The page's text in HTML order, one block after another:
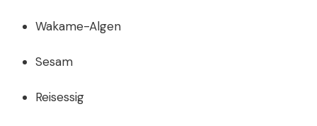
Wakame-Algen
Sesam
Reisessig